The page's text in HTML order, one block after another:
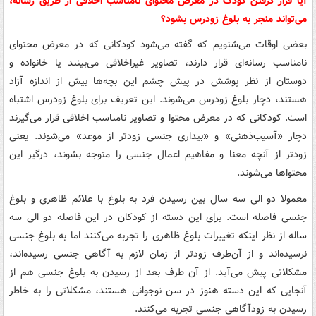
می‌تواند منجر به بلوغ زودرس بشود؟
بعضی اوقات می‌شنویم که گفته می‌شود کودکانی که در معرض محتوای
نامناسب رسانه‌ای قرار دارند، تصاویر غیراخلاقی می‌بینند یا خانواده و
دوستان از نظر پوشش در پیش چشم این بچه‌ها بیش از اندازه آزاد
هستند، دچار بلوغ زودرس می‌شوند. این تعریف برای بلوغ زودرس اشتباه
است. کودکانی که در معرض محتوا و تصاویر نامناسب اخلاقی قرار می‌گیرند
دچار «آسیب‌ذهنی» و «بیداری جنسی زودتر از موعد» می‌شوند. یعنی
زودتر از آنچه معنا و مفاهیم اعمال جنسی را متوجه بشوند، درگیر این
محتواها می‌شوند.
معمولا دو الی سه سال بین رسیدن فرد به بلوغ با علائم ظاهری و بلوغ
جنسی فاصله است. برای این دسته از کودکان در این فاصله دو الی سه
ساله از نظر اینکه تغییرات بلوغ ظاهری را تجربه می‌کنند اما به بلوغ جنسی
نرسیده‌اند و از آن‌طرف زودتر از زمان لازم به آگاهی جنسی رسیده‌اند،
مشکلاتی پیش می‌آید. از آن طرف بعد از رسیدن به بلوغ جنسی هم از
آنجایی که این دسته هنوز در سن نوجوانی هستند، مشکلاتی را به خاطر
رسیدن به زودآگاهی جنسی تجربه می‌کنند.